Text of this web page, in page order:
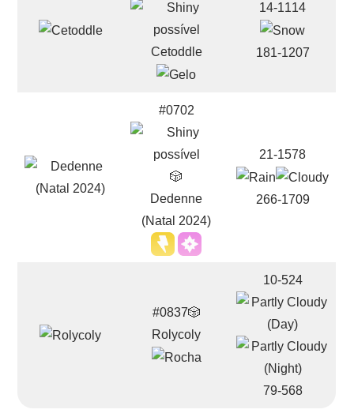
Cetoddle
14-1114
181-1207
#0702
🎲
Dedenne
(Natal 2024)
21-1578
266-1709
#0837🎲
Rolycoly
10-524
79-568